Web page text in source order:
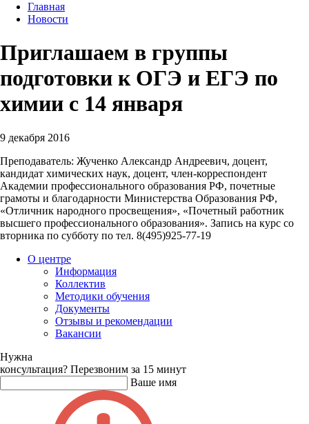
Главная
Новости
Приглашаем в группы
подготовки к ОГЭ и ЕГЭ по
химии с 14 января
9 декабря 2016
Преподаватель: Жученко Александр Андреевич, доцент,
кандидат химических наук, доцент, член-корреспондент
Академии профессионального образования РФ, почетные
грамоты и благодарности Министерства Образования РФ,
«Отличник народного просвещения», «Почетный работник
высшего профессионального образования». Запись на курс со
вторника по субботу по тел. 8(495)925-77-19
О центре
Информация
Коллектив
Методики обучения
Документы
Отзывы и рекомендации
Вакансии
Нужна
консультация? Перезвоним за 15 минут
Ваше имя